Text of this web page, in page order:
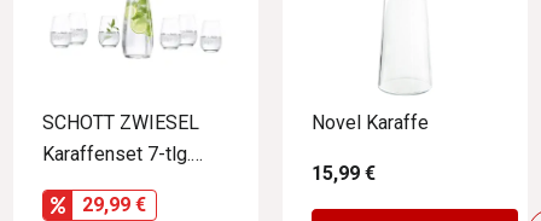
SCHOTT ZWIESEL
Karaffenset 7-tlg.
FRESCA
29,99 €
Novel Karaffe
15,99 €